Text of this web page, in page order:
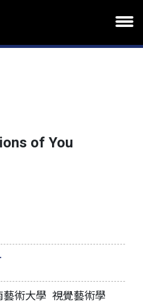
of You
藝術大學 視覺藝術學